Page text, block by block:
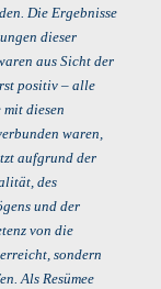
Die Ergebnisse
dieser
aus Sicht der
positiv – alle
mit diesen
waren,
aufgrund der
des
und der
von die
sondern
Als Resümee